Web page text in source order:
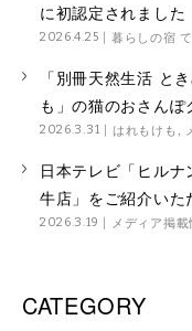
に初認定されました
2026.4.25 暮らしの宿
「別冊天然生活 と
も」の猫のおさん
2026.3.31 はれもけも ,
日本テレビ「ヒル
牛店」をご紹介いた
2026.3.19 メディア掲載
CATEGORY